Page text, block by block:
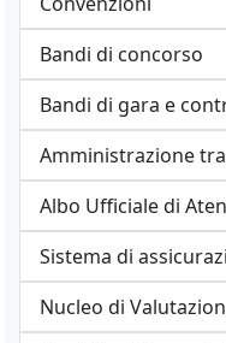
Bandi di concorso
Bandi di gara e
Amministrazione
Albo Ufficiale di
Sistema di
Nucleo di